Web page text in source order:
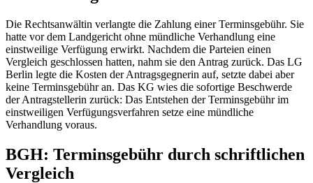
Die Rechtsanwältin verlangte die Zahlung einer Terminsgebühr. Sie
hatte vor dem Landgericht ohne mündliche Verhandlung eine
einstweilige Verfügung erwirkt. Nachdem die Parteien einen
Vergleich geschlossen hatten, nahm sie den Antrag zurück. Das LG
Berlin legte die Kosten der Antragsgegnerin auf, setzte dabei aber
keine Terminsgebühr an. Das KG wies die sofortige Beschwerde
der Antragstellerin zurück: Das Entstehen der Terminsgebühr im
einstweiligen Verfügungsverfahren setze eine mündliche
Verhandlung voraus.
BGH: Terminsgebühr durch schriftlichen
Vergleich